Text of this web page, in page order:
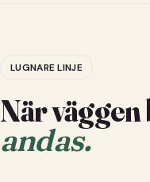
LUGNARE LINJE
När väggen
andas.